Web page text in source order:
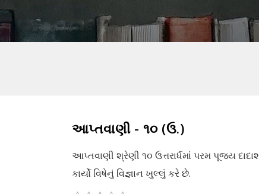
આપ્તવાણી - ૧૦ (ઉ.)
આપ્તવાણી શ્રેણી ૧૦ ઉત્તરાર્ધમાં પરમ પૂજ્ય
કાર્યો વિષેનું વિજ્ઞાન ખુલ્લું કરે છે.